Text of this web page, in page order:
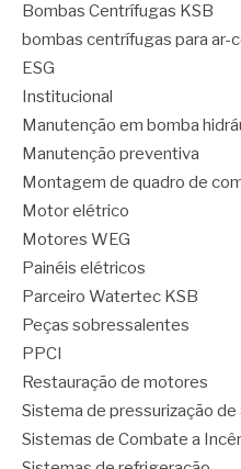
Bombas Centrífugas KSB
bombas centrífugas para ar-
ESG
Institucional
Manutenção em bomba
Manutenção preventiva
Montagem de quadro de
Motor elétrico
Motores WEG
Painéis elétricos
Parceiro Watertec KSB
Peças sobressalentes
PPCI
Restauração de motores
Sistema de pressurização de
Sistemas de Combate a